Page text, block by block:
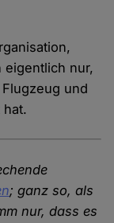
eigentlich nur,
und
; ganz so, als
nur, dass es